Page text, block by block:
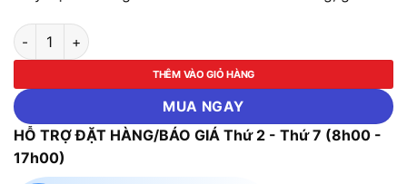
Máy đục bê tông Makita HM0871C số lượng
THÊM VÀO GIỎ HÀNG
MUA NGAY
HỖ TRỢ ĐẶT HÀNG/BÁO GIÁ Thứ 2 - Thứ 7 (8h00 -
17h00)